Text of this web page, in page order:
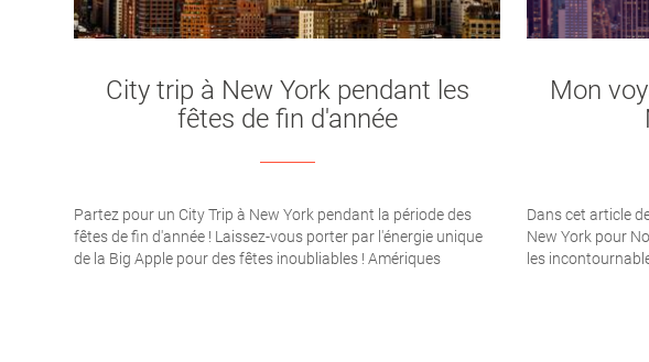
City trip à New York pendant les
fêtes de fin d'année
Partez pour un City Trip à New York pendant la période des
fêtes de fin d'année ! Laissez-vous porter par l'énergie unique
de la Big Apple pour des fêtes inoubliables ! Amériques
Mon
Dans cet article
New York pour
les